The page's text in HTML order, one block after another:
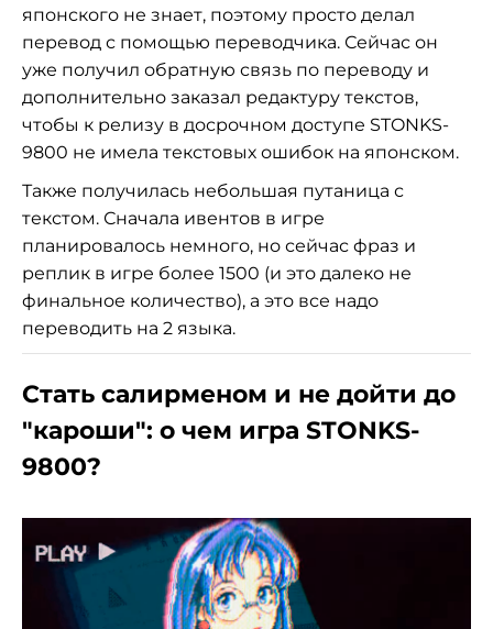
японского не знает, поэтому просто делал
перевод с помощью переводчика. Сейчас он
уже получил обратную связь по переводу и
дополнительно заказал редактуру текстов,
чтобы к релизу в досрочном доступе STONKS-
9800 не имела текстовых ошибок на японском.
Также получилась небольшая путаница с
текстом. Сначала ивентов в игре
планировалось немного, но сейчас фраз и
реплик в игре более 1500 (и это далеко не
финальное количество), а это все надо
переводить на 2 языка.
Стать салирменом и не дойти до
"кароши": о чем игра STONKS-
9800?